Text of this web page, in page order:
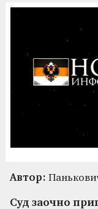
Автор:
Суд заочно